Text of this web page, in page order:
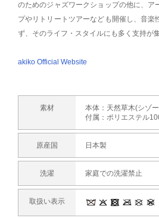
のためのジャズワークショップの他に、ア
プやリトリートツアーなども開催し、音楽
ず、そのライフ・スタイルにも多く支持が集
akiko Official Website
素材
本体：天然草木(シゾ
付属：ポリエステル
原産国 日本製
洗濯 家庭での洗濯禁止
取扱い表示